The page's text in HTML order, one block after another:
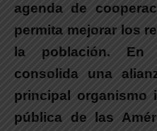
agenda de
permita mejorar los
la población. En
consolida una
principal organismo
pública de las